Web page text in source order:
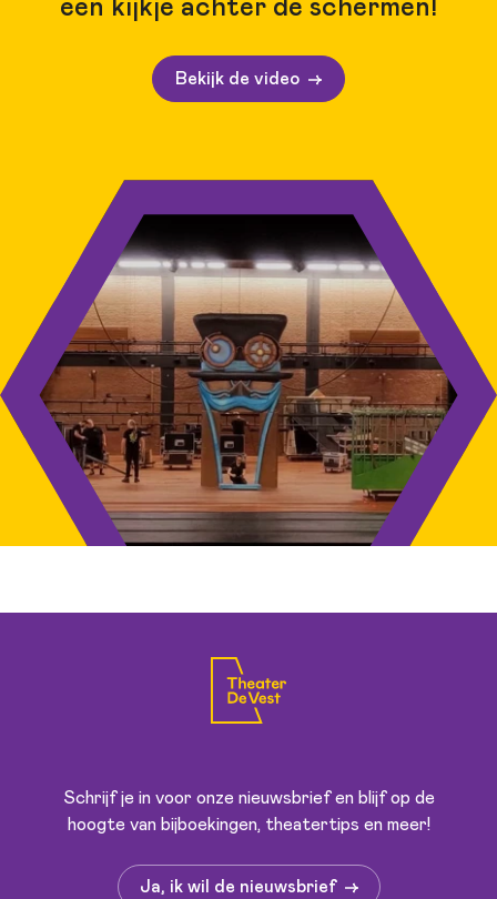
een kijkje achter de schermen!
Bekijk de video
Schrijf je in voor onze nieuwsbrief en blijf op de
hoogte van bijboekingen, theatertips en meer!
Ja, ik wil de nieuwsbrief